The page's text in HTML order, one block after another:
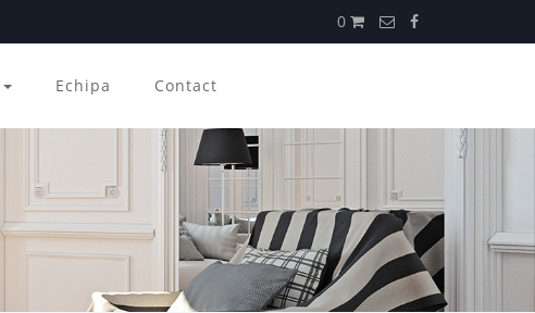
0
Echipa Contact